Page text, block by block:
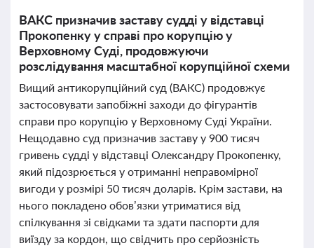
ВАКС призначив заставу судді у відставці
Прокопенку у справі про корупцію у
Верховному Суді, продовжуючи
розслідування масштабної корупційної схеми
Вищий антикорупційний суд (ВАКС) продовжує
застосовувати запобіжні заходи до фігурантів
справи про корупцію у Верховному Суді України.
Нещодавно суд призначив заставу у 900 тисяч
гривень судді у відставці Олександру Прокопенку,
який підозрюється у отриманні неправомірної
вигоди у розмірі 50 тисяч доларів. Крім застави, на
нього покладено обов’язки утриматися від
спілкування зі свідками та здати паспорти для
виїзду за кордон, що свідчить про серйозність